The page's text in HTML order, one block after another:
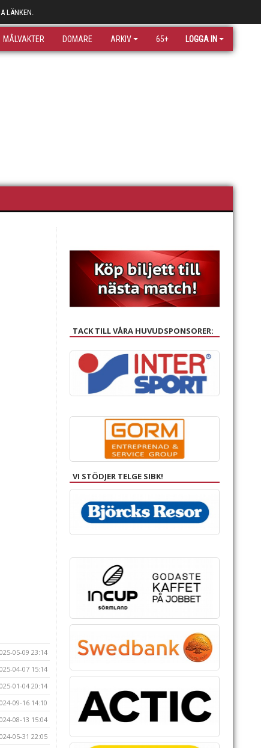
LÄNKEN.
MÅLVAKTER DOMARE ARKIV 65+ LOGGA IN
05-09 23:14
04-07 15:14
01-04 20:14
09-16 14:10
08-13 15:04
05-31 22:05
TACK TILL VÅRA HUVUDSPONSORER:
VI STÖDJER TELGE SIBK!